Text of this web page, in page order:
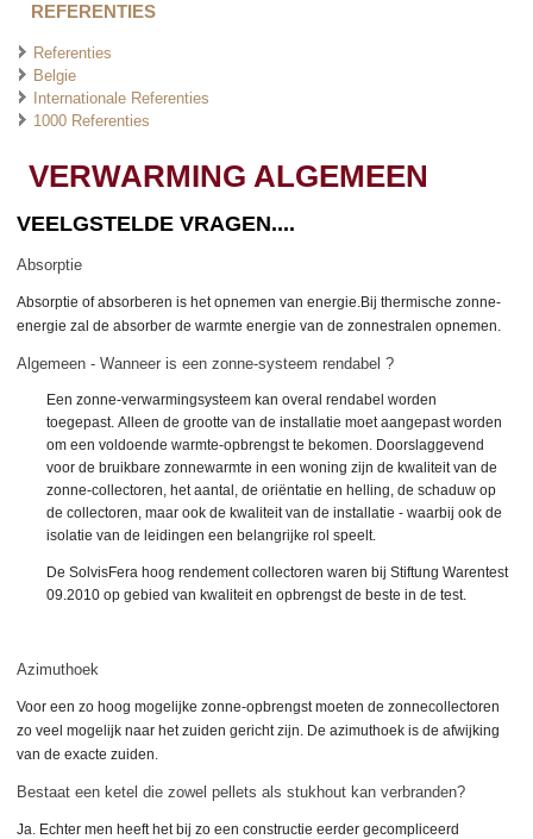
REFERENTIES
Referenties
Belgie
Internationale Referenties
1000 Referenties
VERWARMING ALGEMEEN
VEELGSTELDE VRAGEN....
Absorptie
Absorptie of absorberen is het opnemen van energie.Bij thermische zonne-
energie zal de absorber de warmte energie van de zonnestralen opnemen.
Algemeen - Wanneer is een zonne-systeem rendabel ?
Een zonne-verwarmingsysteem kan overal rendabel worden
toegepast. Alleen de grootte van de installatie moet aangepast worden
om een voldoende warmte-opbrengst te bekomen. Doorslaggevend
voor de bruikbare zonnewarmte in een woning zijn de kwaliteit van de
zonne-collectoren, het aantal, de oriëntatie en helling, de schaduw op
de collectoren, maar ook de kwaliteit van de installatie - waarbij ook de
isolatie van de leidingen een belangrijke rol speelt.
De SolvisFera hoog rendement collectoren waren bij Stiftung Warentest
09.2010 op gebied van kwaliteit en opbrengst de beste in de test.
Azimuthoek
Voor een zo hoog mogelijke zonne-opbrengst moeten de zonnecollectoren
zo veel mogelijk naar het zuiden gericht zijn. De azimuthoek is de afwijking
van de exacte zuiden.
Bestaat een ketel die zowel pellets als stukhout kan verbranden?
Ja. Echter men heeft het bij zo een constructie eerder gecompliceerd